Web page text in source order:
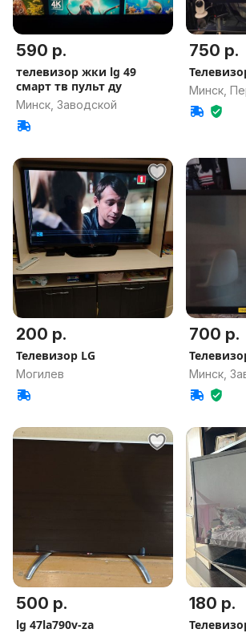
590 р.
телевизор жки lg 49
смарт тв пульт ду
Минск, Заводской
750 р.
Минск,
200 р.
Телевизор LG
Могилев
700 р.
Минск,
500 р.
lg 47la790v-za
180 р.